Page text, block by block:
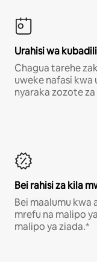
Urahisi wa
Chagua tarehe
uweke nafasi
nyaraka zozote
Bei rahisi za kila
Bei maalumu kwa
mrefu na malipo
malipo ya ziada.*